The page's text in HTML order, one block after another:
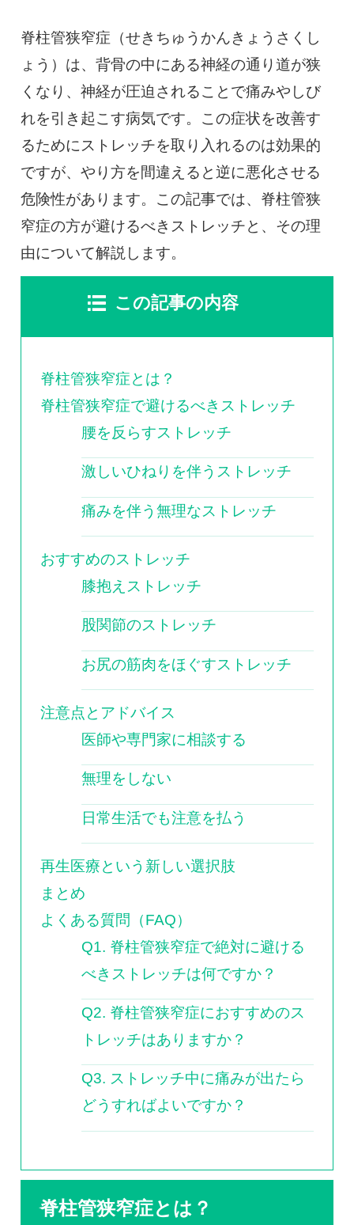
予約フォーム
治療電話相談はこちら
0120-117-560
※上記電話番号をタップで電話が繋がります
電話受付時間：月〜金／9:00〜16:30（土日祝休）
脊柱管狭窄症（せきちゅうかんきょうさくし
ょう）は、背骨の中にある神経の通り道が狭
くなり、神経が圧迫されることで痛みやしび
れを引き起こす病気です。この症状を改善す
るためにストレッチを取り入れるのは効果的
ですが、やり方を間違えると逆に悪化させる
危険性があります。この記事では、脊柱管狭
窄症の方が避けるべきストレッチと、その理
由について解説します。
この記事の内容
脊柱管狭窄症とは？
脊柱管狭窄症で避けるべきストレッチ
腰を反らすストレッチ
激しいひねりを伴うストレッチ
痛みを伴う無理なストレッチ
おすすめのストレッチ
膝抱えストレッチ
股関節のストレッチ
お尻の筋肉をほぐすストレッチ
注意点とアドバイス
医師や専門家に相談する
無理をしない
日常生活でも注意を払う
再生医療という新しい選択肢
まとめ
よくある質問（FAQ）
Q1. 脊柱管狭窄症で絶対に避ける
べきストレッチは何ですか？
Q2. 脊柱管狭窄症におすすめのス
トレッチはありますか？
Q3. ストレッチ中に痛みが出たら
どうすればよいですか？
脊柱管狭窄症とは？